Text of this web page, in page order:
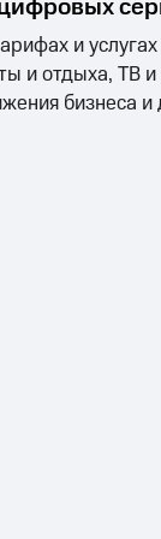
и
и отдыха, ТВ
бизнеса